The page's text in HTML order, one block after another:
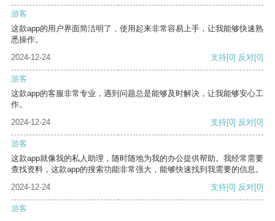
游客
这款app的用户界面简洁明了，使用起来非常容易上手，让我能够快速熟
悉操作。
2024-12-24
支持[0] 反对[0]
游客
这款app的客服非常专业，遇到问题总是能够及时解决，让我能够安心工
作。
2024-12-24
支持[0] 反对[0]
游客
这款app就像我的私人助理，随时随地为我的办公提供帮助。我经常需要
查找资料，这款app的搜索功能非常强大，能够快速找到我需要的信息。
2024-12-24
支持[0] 反对[0]
游客